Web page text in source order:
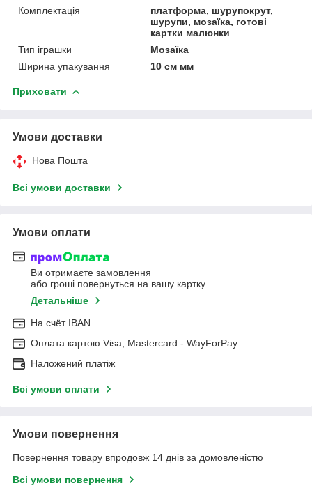
Комплектація
платформа, шурупокрут,
шурупи, мозаїка, готові
картки малюнки
Тип іграшки
Мозаїка
Ширина упакування
10 см мм
Приховати
Умови доставки
Нова Пошта
Всі умови доставки
Умови оплати
Ви отримаєте замовлення
або гроші повернуться на вашу картку
Детальніше
На cчёт IBAN
Оплата картою Visa, Mastercard - WayForPay
Наложений платіж
Всі умови оплати
Умови повернення
Повернення товару впродовж 14 днів за домовленістю
Всі умови повернення